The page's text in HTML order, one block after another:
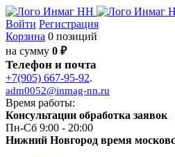
Войти Регистрация
Корзина 0 позиций
на сумму 0 ₽
Телефон и почта
+7(905) 667-95-92.
adm0052@inmag-nn.ru
Время работы:
Консультации обработка заявок
Пн-Сб 9:00 - 20:00
Нижний Новгород время